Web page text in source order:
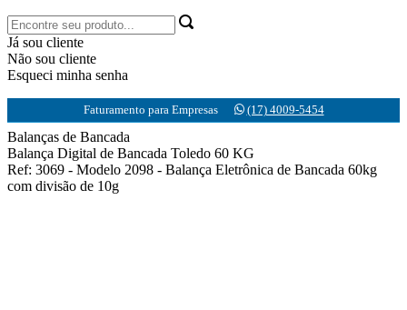
Já sou cliente
Não sou cliente
Esqueci minha senha
Faturamento para Empresas (17) 4009-5454
Balanças de Bancada
Balança Digital de Bancada Toledo 60 KG
Ref: 3069 - Modelo 2098 - Balança Eletrônica de Bancada 60kg
com divisão de 10g